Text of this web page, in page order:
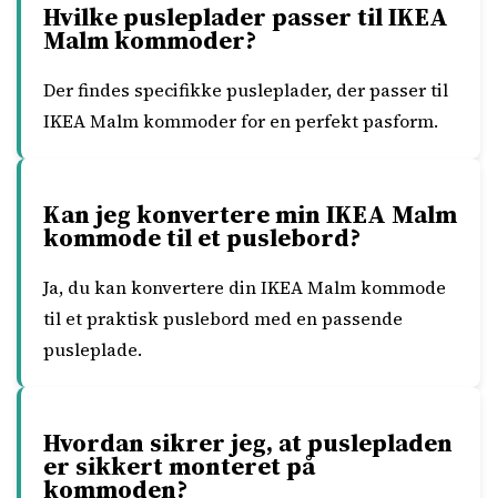
Hvilke pusleplader passer til IKEA
Malm kommoder?
Der findes specifikke pusleplader, der passer til
IKEA Malm kommoder for en perfekt pasform.
Kan jeg konvertere min IKEA Malm
kommode til et puslebord?
Ja, du kan konvertere din IKEA Malm kommode
til et praktisk puslebord med en passende
pusleplade.
Hvordan sikrer jeg, at puslepladen
er sikkert monteret på
kommoden?